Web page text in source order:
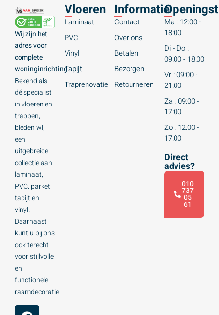
Wij zijn hét
adres voor
complete
woninginrichting.
Bekend als
dé specialist
in vloeren en
trappen,
bieden wij
een
uitgebreide
collectie aan
laminaat,
PVC, parket,
tapijt en
vinyl.
Daarnaast
kunt u bij ons
ook terecht
voor stijlvolle
en
functionele
raamdecoratie.
Vloeren
Laminaat
PVC
Vinyl
Tapijt
Traprenovatie
Informatie
Contact
Over ons
Betalen
Bezorgen
Retourneren
Ma : 12:00 -
18:00
Di - Do :
09:00 - 18:00
Vr : 09:00 -
21:00
Za : 09:00 -
17:00
Zo : 12:00 -
17:00
Direct
advies?
010
737
05
61